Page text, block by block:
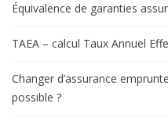
Équivalence de garanties
TAEA – calcul Taux Annuel
Changer d’assurance
possible ?